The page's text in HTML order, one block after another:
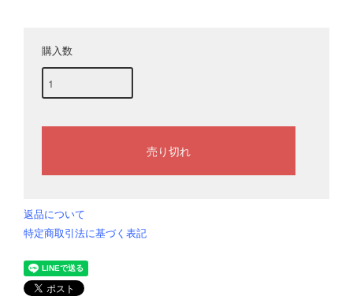
購入数
返品について
特定商取引法に基づく表記